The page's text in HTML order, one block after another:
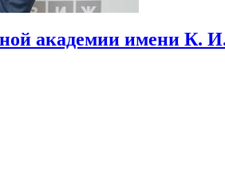
академии имени К.